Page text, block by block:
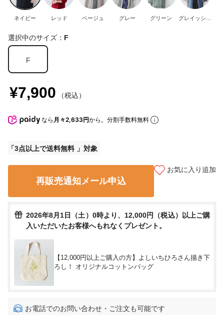
ネイビー レッド ベージュ グレー グリーン
グレイッシュ
選択中のサイズ： F
F
¥7,900 （税込）
なら 月々2,633円から。分割手数料無料
3点以上で送料無料
再販売通知メール申込
お気に入り追加
2026年8月1日（土）0時より、12,000円（税込）以上ご購
入いただいたお客様へもれなくプレゼント。
【12,000円以上ご購入の方】よしいちひろさん描き下
ろし！ オリジナルコットンバッグ
お電話でのお問い合わせ・ご注文も可能です